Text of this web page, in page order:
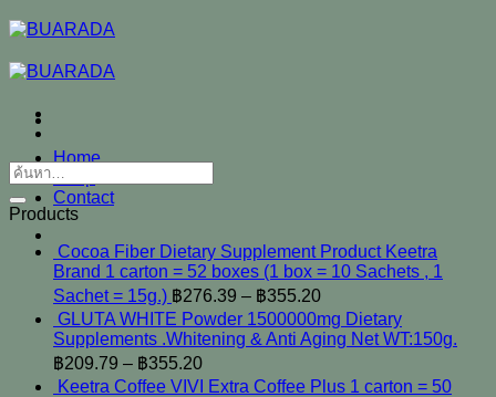
ข้าม
ยัง
Home
Shop
Contact
ค้นหา:
Products
Cocoa Fiber Dietary Supplement Product Keetra
Brand 1 carton = 52 boxes (1 box = 10 Sachets , 1
Sachet = 15g.) ฿276.39 – ฿355.20
GLUTA WHITE Powder 1500000mg Dietary
Supplements .Whitening & Anti Aging Net WT:150g.
฿209.79 – ฿355.20
Keetra Coffee VIVI Extra Coffee Plus 1 carton = 50